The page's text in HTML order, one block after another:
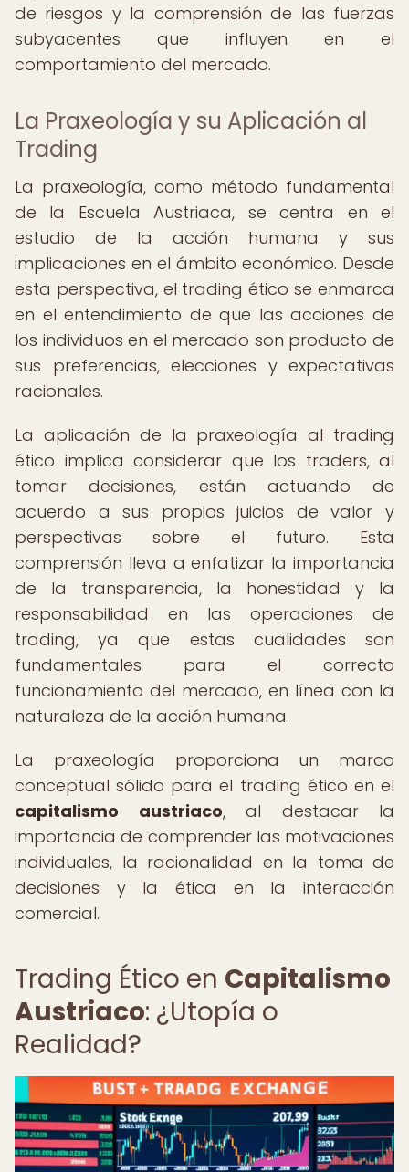
de riesgos y la comprensión de las fuerzas
subyacentes que influyen en el
comportamiento del mercado.
La Praxeología y su Aplicación al
Trading
La praxeología, como método fundamental
de la Escuela Austriaca, se centra en el
estudio de la acción humana y sus
implicaciones en el ámbito económico. Desde
esta perspectiva, el trading ético se enmarca
en el entendimiento de que las acciones de
los individuos en el mercado son producto de
sus preferencias, elecciones y expectativas
racionales.
La aplicación de la praxeología al trading
ético implica considerar que los traders, al
tomar decisiones, están actuando de
acuerdo a sus propios juicios de valor y
perspectivas sobre el futuro. Esta
comprensión lleva a enfatizar la importancia
de la transparencia, la honestidad y la
responsabilidad en las operaciones de
trading, ya que estas cualidades son
fundamentales para el correcto
funcionamiento del mercado, en línea con la
naturaleza de la acción humana.
La praxeología proporciona un marco
conceptual sólido para el trading ético en el
capitalismo austriaco, al destacar la
importancia de comprender las motivaciones
individuales, la racionalidad en la toma de
decisiones y la ética en la interacción
comercial.
Trading Ético en Capitalismo
Austriaco: ¿Utopía o
Realidad?